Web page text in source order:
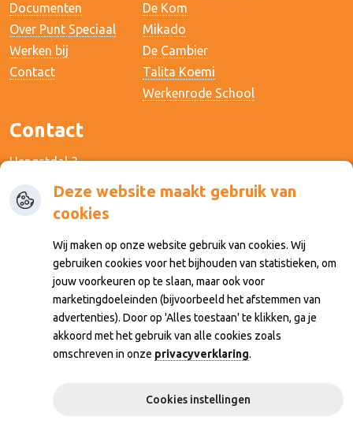
Deze website maakt gebruik van
cookies
Wij maken op onze website gebruik van cookies. Wij
gebruiken cookies voor het bijhouden van statistieken, om
jouw voorkeuren op te slaan, maar ook voor
marketingdoeleinden (bijvoorbeeld het afstemmen van
advertenties). Door op 'Alles toestaan' te klikken, ga je
akkoord met het gebruik van alle cookies zoals
omschreven in onze privacyverklaring.
Cookies instellingen
Documenten
Over Punt Speciaal
Werken bij
Contact
De Kom
Mikado
De Cambier
Talita Koemi
Werkenrode School
Contact
Hengstdal 3
6574 NA Ubbergen
024-3243665
info@maartenschool.nl
Inloggen
Inloggen ouders
Inloggen personeel